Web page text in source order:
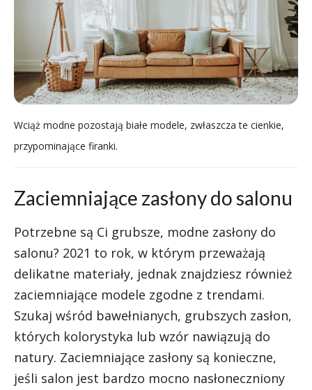
Wciąż modne pozostają białe modele, zwłaszcza te cienkie,
przypominające firanki.
Zaciemniające zasłony do salonu
Potrzebne są Ci grubsze, modne zasłony do
salonu? 2021 to rok, w którym przeważają
delikatne materiały, jednak znajdziesz również
zaciemniające modele zgodne z trendami.
Szukaj wśród bawełnianych, grubszych zasłon,
których kolorystyka lub wzór nawiązują do
natury. Zaciemniające zasłony są konieczne,
jeśli salon jest bardzo mocno nasłoneczniony